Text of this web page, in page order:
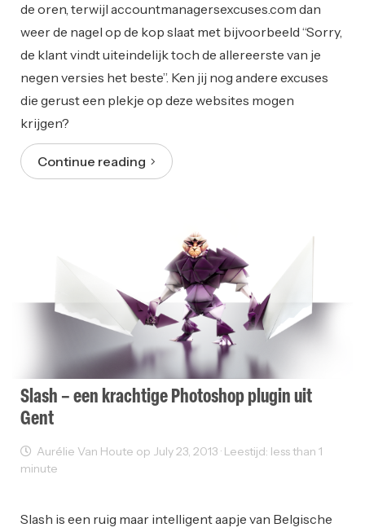
de oren, terwijl accountmanagersexcuses.com dan
weer de nagel op de kop slaat met bijvoorbeeld “Sorry,
de klant vindt uiteindelijk toch de allereerste van je
negen versies het beste”. Ken jij nog andere excuses
die gerust een plekje op deze websites mogen
krijgen?
Continue reading
Slash – een krachtige Photoshop plugin uit
Gent
Aurélie Van Houte op July 23, 2013 · Leestijd: less than 1
minute
Slash is een ruig maar intelligent aapje van Belgische